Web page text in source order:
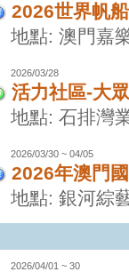
2026世界帆
地點: 澳門嘉
2026/03/28
活力社區-大
地點: 石排灣
2026/03/30 ~ 04/05
2026年澳門
地點: 銀河綜
2026/04/01 ~ 30